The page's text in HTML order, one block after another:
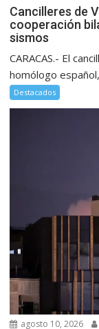
Cancilleres de
cooperación
sismos
CARACAS.- El
homólogo
Destacados
agosto 10, 2026